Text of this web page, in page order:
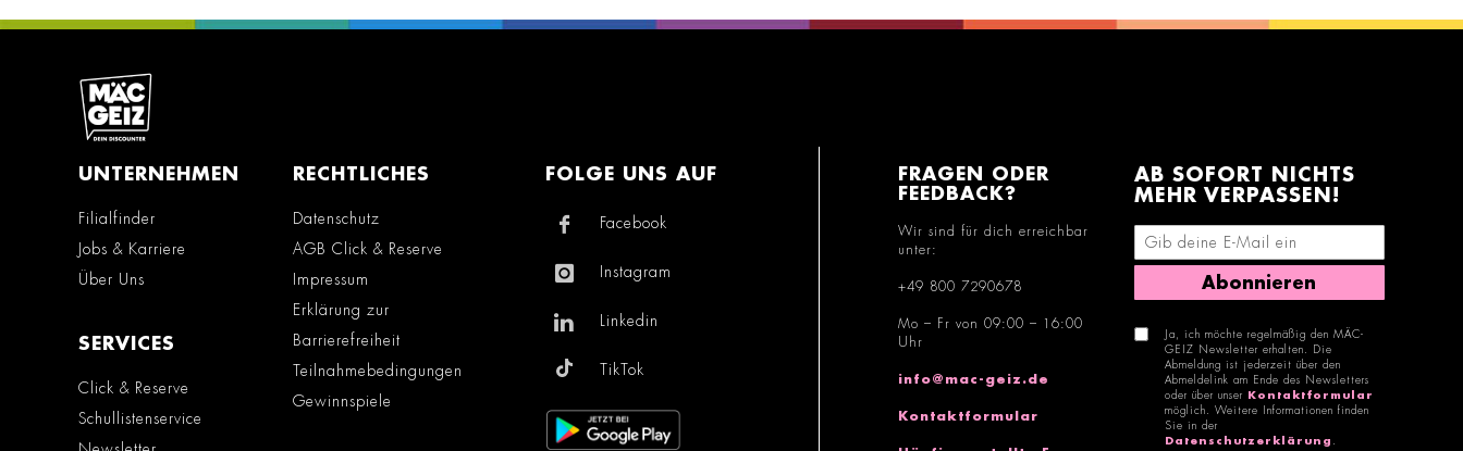
UNTERNEHMEN
Filialfinder
Jobs & Karriere
Über Uns
SERVICES
Click & Reserve
Schullistenservice
RECHTLICHES
Datenschutz
AGB Click & Reserve
Impressum
Erklärung zur
Barrierefreiheit
Teilnahmebedingungen
Gewinnspiele
FOLGE UNS AUF
Facebook
Instagram
Linkedin
TikTok
FRAGEN ODER
FEEDBACK?
Wir sind für dich erreichbar
unter:
+49 800 7290678
Mo – Fr von 09:00 – 16:00
Uhr
info@mac-geiz.de
Kontaktformular
AB SOFORT NICHTS
MEHR VERPASSEN!
E-Mail-Adresse eingeben
Abonnieren
Ja, ich möchte regelmäßig den MÄC-
GEIZ Newsletter erhalten. Die
Abmeldung ist jederzeit über den
Abmeldelink am Ende des Newsletters
oder über unser
Kontaktformular
möglich. Weitere Informationen finden
Sie in der
Datenschutzerklärung .